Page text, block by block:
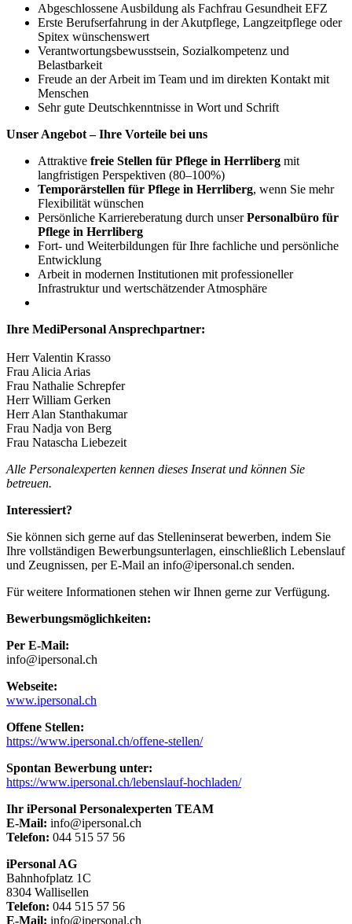
Abgeschlossene Ausbildung als Fachfrau Gesundheit EFZ
Erste Berufserfahrung in der Akutpflege, Langzeitpflege oder
Spitex wünschenswert
Verantwortungsbewusstsein, Sozialkompetenz und
Belastbarkeit
Freude an der Arbeit im Team und im direkten Kontakt mit
Menschen
Sehr gute Deutschkenntnisse in Wort und Schrift
Unser Angebot – Ihre Vorteile bei uns
Attraktive freie Stellen für Pflege in Herrliberg mit
langfristigen Perspektiven (80–100%)
Temporärstellen für Pflege in Herrliberg, wenn Sie mehr
Flexibilität wünschen
Persönliche Karriereberatung durch unserPersonalbüro für
Pflege in Herrliberg
Fort- und Weiterbildungen für Ihre fachliche und persönliche
Entwicklung
Arbeit in modernen Institutionen mit professioneller
Infrastruktur und wertschätzender Atmosphäre
Ihre MediPersonal Ansprechpartner:
Herr Valentin Krasso
Frau Alicia Arias
Frau Nathalie Schrepfer
Herr William Gerken
Herr Alan Stanthakumar
Frau Nadja von Berg
Frau Natascha Liebezeit
Alle Personalexperten kennen dieses Inserat und können Sie
betreuen.
Interessiert?
Sie können sich gerne auf das Stelleninserat bewerben, indem Sie
Ihre vollständigen Bewerbungsunterlagen, einschließlich Lebenslauf
und Zeugnissen, per E-Mail an info@ipersonal.ch senden.
Für weitere Informationen stehen wir Ihnen gerne zur Verfügung.
Bewerbungsmöglichkeiten:
Per E-Mail:
info@ipersonal.ch
Webseite:
www.ipersonal.ch
Offene Stellen:
https://www.ipersonal.ch/offene-stellen/
Spontan Bewerbung unter:
https://www.ipersonal.ch/lebenslauf-hochladen/
Ihr iPersonal Personalexperten TEAM
E-Mail: info@ipersonal.ch
Telefon: 044 515 57 56
iPersonal AG
Bahnhofplatz 1C
8304 Wallisellen
Telefon: 044 515 57 56
E-Mail: info@ipersonal.ch